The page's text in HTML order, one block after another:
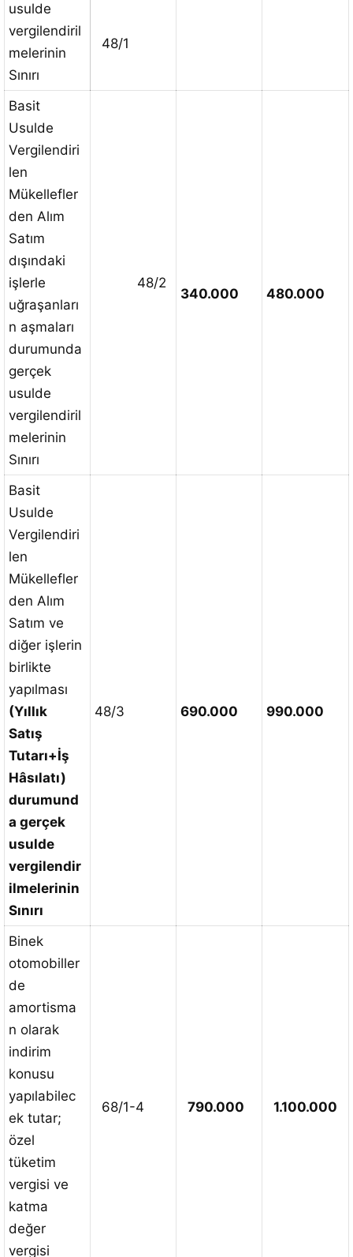
usulde
vergilendiril
melerinin
Sınırı
48/1
Basit
Usulde
Vergilendiri
len
Mükellefler
den Alım
Satım
dışındaki
işlerle
uğraşanları
n aşmaları
durumunda
gerçek
usulde
vergilendiril
melerinin
Sınırı
48/2
340.000 480.000
Basit
Usulde
Vergilendiri
len
Mükellefler
den Alım
Satım ve
diğer işlerin
birlikte
yapılması
(Yıllık
Satış
Tutarı+İş
Hâsılatı)
durumund
a gerçek
usulde
vergilendir
ilmelerinin
Sınırı
48/3 690.000 990.000
Binek
otomobiller
de
amortisma
n olarak
indirim
konusu
yapılabilec
ek tutar;
özel
tüketim
vergisi ve
katma
değer
vergisi
68/1-4 790.000 1.100.000